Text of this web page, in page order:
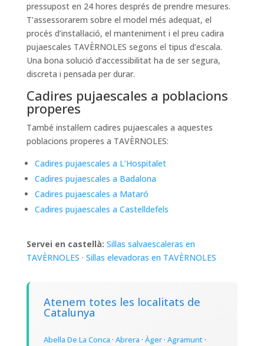
pressupost en 24 hores després de prendre mesures.
T’assessorarem sobre el model més adequat, el
procés d’instal·lació, el manteniment i el preu cadira
pujaescales TAVÈRNOLES segons el tipus d’escala.
Una bona solució d’accessibilitat ha de ser segura,
discreta i pensada per durar.
Cadires pujaescales a poblacions
properes
També instal·lem cadires pujaescales a aquestes
poblacions properes a TAVÈRNOLES:
Cadires pujaescales a L’Hospitalet
Cadires pujaescales a Badalona
Cadires pujaescales a Mataró
Cadires pujaescales a Castelldefels
Servei en castellà: Sillas salvaescaleras en
TAVÈRNOLES · Sillas elevadoras en TAVÈRNOLES
Atenem totes les localitats de
Catalunya
Abella De La Conca · Abrera · Àger· Agramunt·